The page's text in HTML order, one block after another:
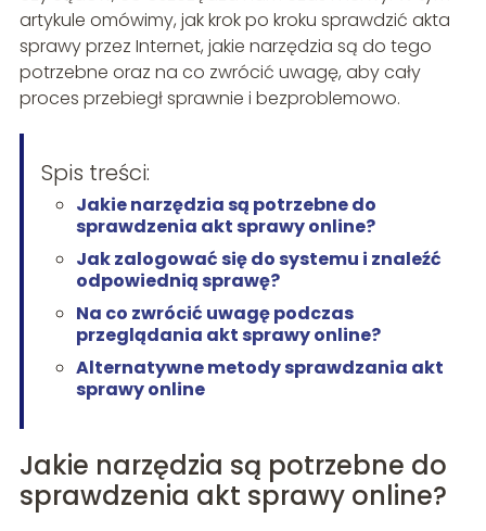
artykule omówimy, jak krok po kroku sprawdzić akta
sprawy przez Internet, jakie narzędzia są do tego
potrzebne oraz na co zwrócić uwagę, aby cały
proces przebiegł sprawnie i bezproblemowo.
Spis treści:
Jakie narzędzia są potrzebne do
sprawdzenia akt sprawy online?
Jak zalogować się do systemu i znaleźć
odpowiednią sprawę?
Na co zwrócić uwagę podczas
przeglądania akt sprawy online?
Alternatywne metody sprawdzania akt
sprawy online
Jakie narzędzia są potrzebne do
sprawdzenia akt sprawy online?